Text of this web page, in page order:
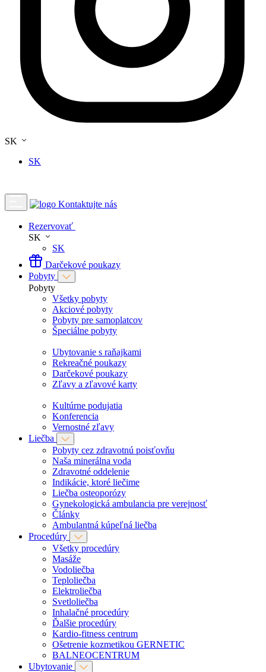
SK
SK
Kontaktujte nás
Rezervovať
SK
SK
Darčekové poukazy
Pobyty
Pobyty
Všetky pobyty
Akciové pobyty
Pobyty pre samoplatcov
Špeciálne pobyty
Ubytovanie s raňajkami
Rekreačné poukazy
Darčekové poukazy
Zľavy a zľavové karty
Kultúrne podujatia
Konferencia
Vernostné zľavy
Liečba
Pobyty cez zdravotnú poisťovňu
Naša minerálna voda
Zdravotné oddelenie
Indikácie, ktoré liečime
Liečba osteoporózy
Gynekologická ambulancia pre verejnosť
Články
Ambulantná kúpeľná liečba
Procedúry
Všetky procedúry
Masáže
Vodoliečba
Teploliečba
Elektroliečba
Svetloliečba
Inhalačné procedúry
Ďalšie procedúry
Kardio-fitness centrum
Ošetrenie kozmetikou GERNETIC
BALNEOCENTRUM
Ubytovanie